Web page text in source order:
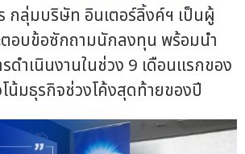
กลุ่มบริษัท อินเตอร์ลิ้งค์ฯ เป็นผู้
ตอบข้อซักถามนักลงทุน พร้อมนำ
ดำเนินงานในช่วง 9 เดือนแรกของ
น้มธุรกิจช่วงโค้งสุดท้ายของปี